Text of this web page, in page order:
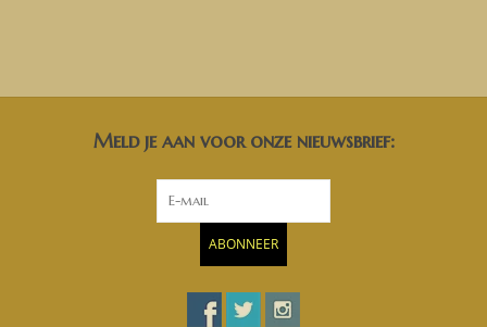
Meld je aan voor onze nieuwsbrief:
ABONNEER